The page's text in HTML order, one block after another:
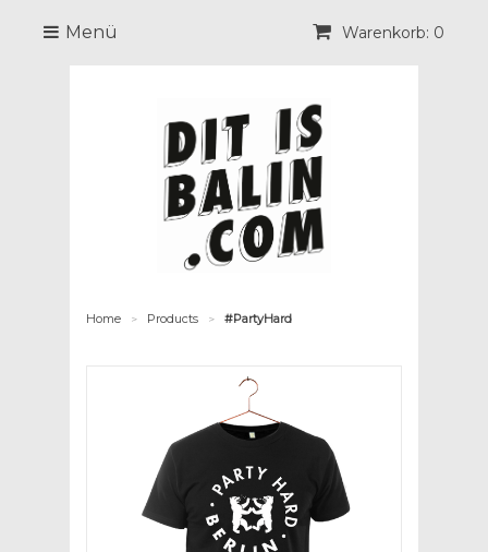
Warenkorb: 0
Menü
Home > Products > #PartyHard